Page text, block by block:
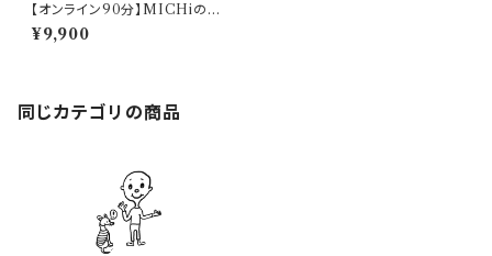
【オンライン90分】MICHiのパ
ーソナルレッスン(無料セッション
付)
¥9,900
同じカテゴリの商品